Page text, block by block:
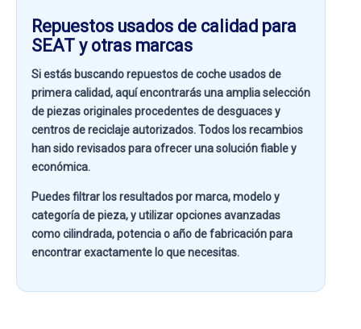
Repuestos usados de calidad para
SEAT y otras marcas
Si estás buscandorepuestos de coche usados de
primera calidad, aquí encontrarás una amplia selección
de piezas originales procedentes de desguaces y
centros de reciclaje autorizados. Todos los recambios
han sido revisados para ofrecer una solución fiable y
económica.
Puedes filtrar los resultados pormarca, modelo y
categoría de pieza, y utilizar opciones avanzadas
comocilindrada, potencia o año de fabricaciónpara
encontrar exactamente lo que necesitas.